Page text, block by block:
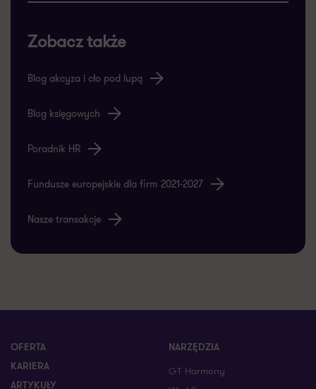
Zobacz także
Blog akcyza i cło pod lupą
Blog księgowych
Poradnik HR
Fundusze europejskie dla firm 2021-2027
Nasze transakcje
OFERTA
KARIERA
ARTYKUŁY
NARZĘDZIA
GT Harmony